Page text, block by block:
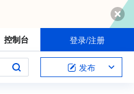
控制台 登录/注册
发布